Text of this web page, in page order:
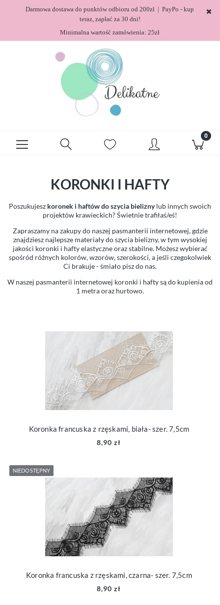
Darmowa dostawa do punktów odbioru od 200zł | PayPo - kup
teraz, zapłać za 30 dni!
Minimalna wartość zamówienia: 25zł
KORONKI I HAFTY
Poszukujesz koronek i haftów do szycia bieliznylub innych swoich
projektów krawieckich? Świetnie trafiłaś/eś!
Zapraszamy na zakupy do naszej pasmanterii internetowej, gdzie
znajdziesz najlepsze materiały do szycia bielizny, w tym wysokiej
jakości koronki i hafty elastyczne oraz stabilne. Możesz wybierać
spośród różnych kolorów, wzorów, szerokości, a jeśli czegokolwiek
Ci brakuje - śmiało pisz do nas.
W naszej pasmanterii internetowej koronki i hafty są do kupienia od
1 metra oraz hurtowo.
Koronka francuska z rzęskami, biała- szer. 7,5cm
8,90 zł
Koronka francuska z rzęskami, czarna- szer. 7,5cm
8,90 zł
NIEDOSTĘPNY